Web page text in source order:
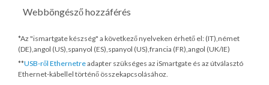
Webböngésző hozzáférés
*Az "ismartgate készség" a következő nyelveken érhető el: (IT),német
(DE),angol (US),spanyol (ES),spanyol (US),francia (FR),angol (UK/IE)
**USB-ről Ethernetreadapter szükséges az iSmartgate és az útválasztó
Ethernet-kábellel történő összekapcsolásához.